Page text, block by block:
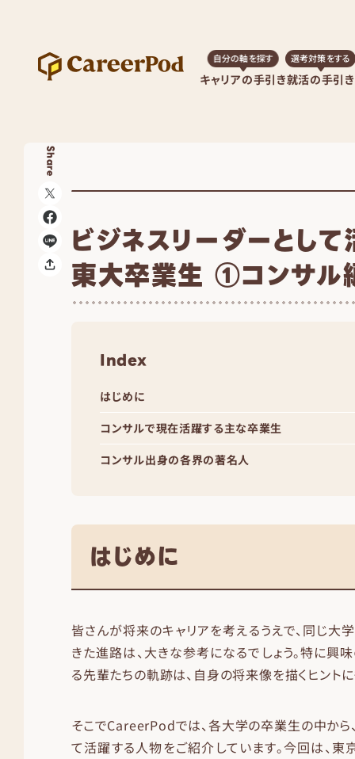
キャリアの手引き
自分の軸を探す
就活の手引き
選考対策をする
Share
ビジネスリーダーとし
東大卒業生 ①コンサル
Index
はじめに
コンサルで現在活躍する主な卒業生
コンサル出身の各界の著名人
はじめに
皆さんが将来のキャリアを考えるうえで、同じ大
きた進路は、大きな参考になるでしょう。特に興
る先輩たちの軌跡は、自身の将来像を描くヒントに
そこでCareerPodでは、各大学の卒業生の中から
て活躍する人物をご紹介しています。今回は、東